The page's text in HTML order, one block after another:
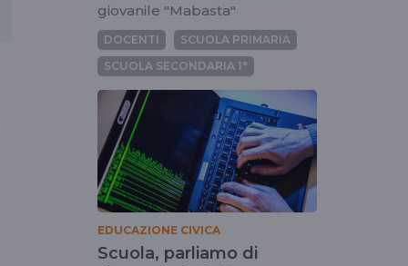
giovanile "Mabasta"
DOCENTI
SCUOLA PRIMARIA
SCUOLA SECONDARIA 1°
EDUCAZIONE CIVICA
Scuola, parliamo di